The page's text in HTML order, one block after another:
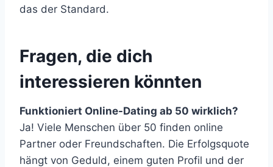
das der Standard.
Fragen, die dich
interessieren könnten
Funktioniert Online-Dating ab 50 wirklich?
Ja! Viele Menschen über 50 finden online
Partner oder Freundschaften. Die Erfolgsquote
hängt von Geduld, einem guten Profil und der